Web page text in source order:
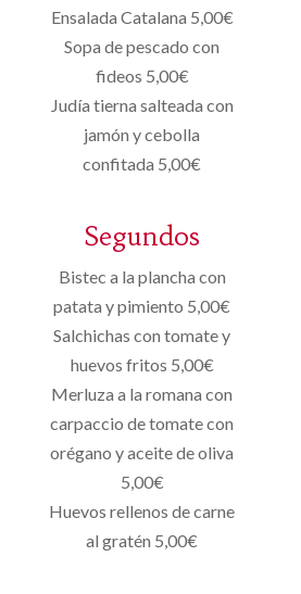
Ensalada Catalana 5,00€
Sopa de pescado con
fideos 5,00€
Judía tierna salteada con
jamón y cebolla
confitada 5,00€
Segundos
Bistec a la plancha con
patata y pimiento 5,00€
Salchichas con tomate y
huevos fritos 5,00€
Merluza a la romana con
carpaccio de tomate con
orégano y aceite de oliva
5,00€
Huevos rellenos de carne
al gratén 5,00€